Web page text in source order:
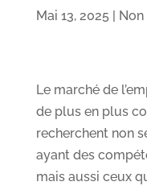
Mai 13, 2025| Non
Le marché de
de plus en plus
recherchent non
ayant des
mais aussi ceux